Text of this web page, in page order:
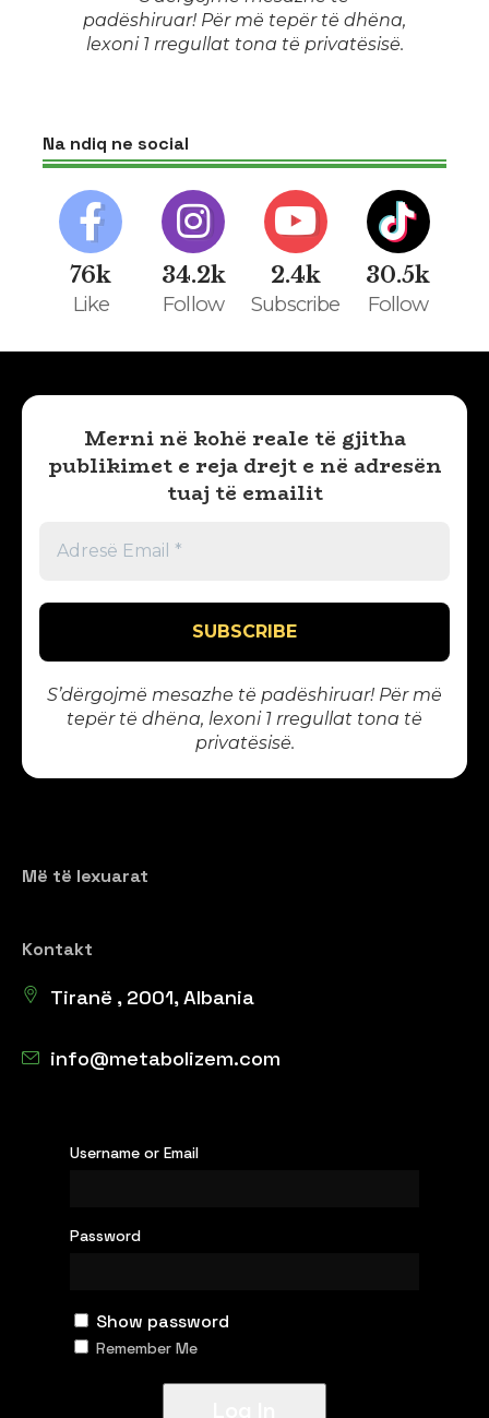
padëshiruar! Për më tepër të dhëna,
lexoni 1 rregullat tona të privatësisë.
Na ndiq ne social
76k
Like
34.2k
Follow
2.4k
Subscribe
30.5k
Follow
Merni në kohë reale të gjitha
publikimet e reja drejt e në adresën
tuaj të emailit
S’dërgojmë mesazhe të padëshiruar! Për më
tepër të dhëna, lexoni 1 rregullat tona të
privatësisë.
Më të lexuarat
Kontakt
Tiranë , 2001, Albania
info@metabolizem.com
Username or Email
Password
Show password
Remember Me